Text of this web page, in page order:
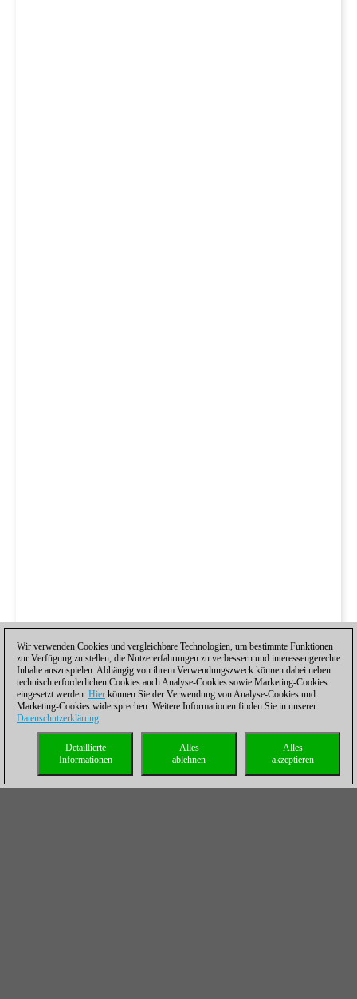
Wir verwenden Cookies und vergleichbare Technologien, um bestimmte Funktionen
zur Verfügung zu stellen, die Nutzererfahrungen zu verbessern und interessengerechte
Inhalte auszuspielen. Abhängig von ihrem Verwendungszweck können dabei neben
technisch erforderlichen Cookies auch Analyse-Cookies sowie Marketing-Cookies
eingesetzt werden. Hier können Sie der Verwendung von Analyse-Cookies und
Marketing-Cookies widersprechen. Weitere Informationen finden Sie in unserer
Datenschutzerklärung.
Alles
akzeptieren
Alles
ablehnen
Detaillierte
Informationen